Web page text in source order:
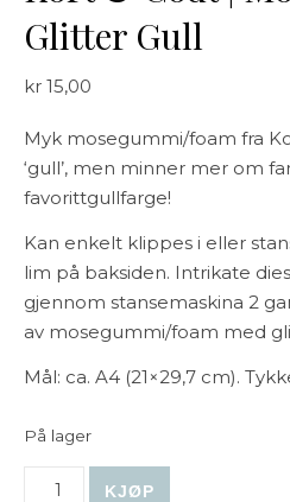
Glitter Gull
kr 15,00
Myk mosegummi/foam fra
‘gull’, men minner mer om
favorittgullfarge!
Kan enkelt klippes i eller
lim på baksiden. Intrikate
gjennom stansemaskina 2
av mosegummi/foam med
Mål: ca. A4 (21×29,7 cm).
På lager
KJØP